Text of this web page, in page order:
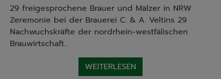
29 freigesprochene Brauer und Mälzer in NRW
Zeremonie bei der Brauerei C. & A. Veltins 29
Nachwuchskräfte der nordrhein-westfälischen
Brauwirtschaft…
WEITERLESEN